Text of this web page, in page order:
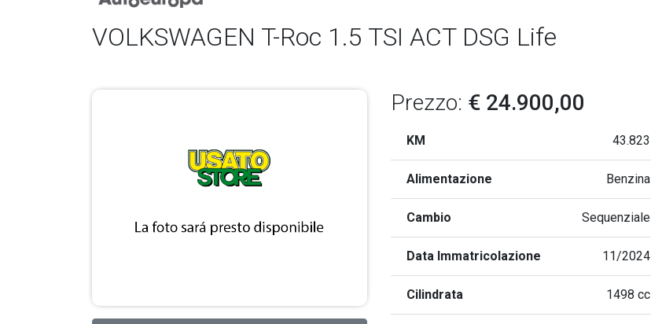
VOLKSWAGEN T-Roc 1.5 TSI ACT DSG Life
Prezzo: € 24.900,00
KM 43.823
Alimentazione Benzina
Cambio Sequenziale
Data Immatricolazione 11/2024
Cilindrata 1498 cc